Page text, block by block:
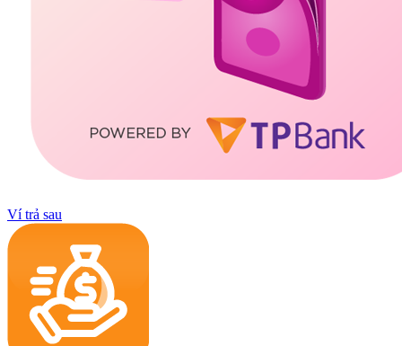
Ví trả sau